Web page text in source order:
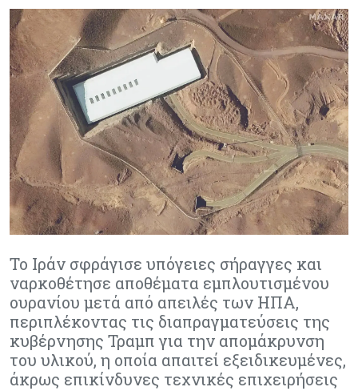
Το Ιράν σφράγισε υπόγειες σήραγγες και
ναρκοθέτησε αποθέματα εμπλουτισμένου
ουρανίου μετά από απειλές των ΗΠΑ,
περιπλέκοντας τις διαπραγματεύσεις της
κυβέρνησης Τραμπ για την απομάκρυνση
του υλικού, η οποία απαιτεί εξειδικευμένες,
άκρως επικίνδυνες τεχνικές επιχειρήσεις